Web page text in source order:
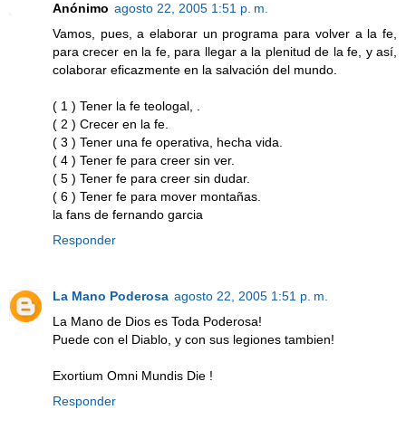
Anónimo agosto 22, 2005 1:51 p. m.
Vamos, pues, a elaborar un programa para volver a la fe,
para crecer en la fe, para llegar a la plenitud de la fe, y así,
colaborar eficazmente en la salvación del mundo.
( 1 ) Tener la fe teologal, .
( 2 ) Crecer en la fe.
( 3 ) Tener una fe operativa, hecha vida.
( 4 ) Tener fe para creer sin ver.
( 5 ) Tener fe para creer sin dudar.
( 6 ) Tener fe para mover montañas.
la fans de fernando garcia
Responder
La Mano Poderosa agosto 22, 2005 1:51 p. m.
La Mano de Dios es Toda Poderosa!
Puede con el Diablo, y con sus legiones tambien!
Exortium Omni Mundis Die !
Responder